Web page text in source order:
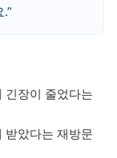
.
긴장이 줄었다는
받았다는 재방문